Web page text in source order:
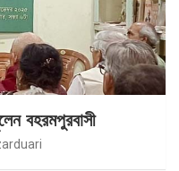
বহরমপুরবাসী